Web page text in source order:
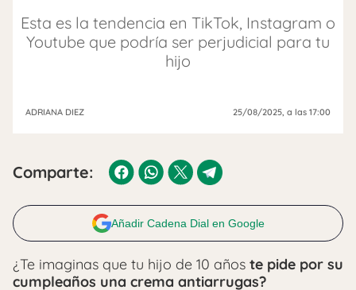
Esta es la tendencia en TikTok, Instagram o
Youtube que podría ser perjudicial para tu
hijo
ADRIANA DIEZ 25/08/2025, a las 17:00
Comparte:
Añadir Cadena Dial en Google
¿Te imaginas que tu hijo de 10 años te pide por su
cumpleaños una crema antiarrugas?